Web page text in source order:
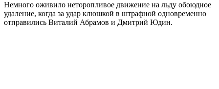
Немного оживило неторопливое движение на льду обоюдное
удаление, когда за удар клюшкой в штрафной одновременно
отправились Виталий Абрамов и Дмитрий Юдин.